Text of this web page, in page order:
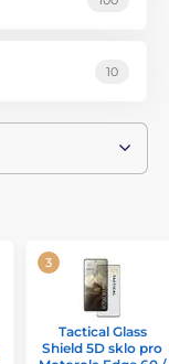
10
Tactical Glass
Shield 5D sklo pro